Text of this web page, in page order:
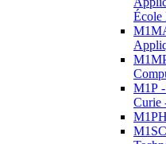
École
M1P
Curie